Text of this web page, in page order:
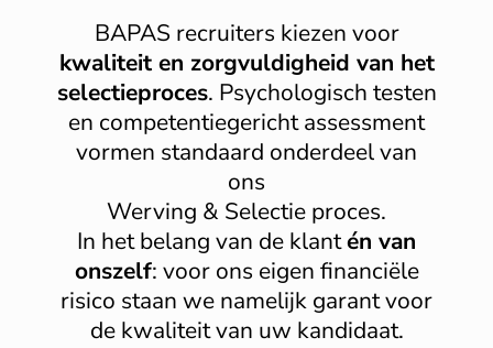
BAPAS recruiters kiezen voor
kwaliteit en zorgvuldigheid van het
selectieproces. Psychologisch testen
en competentiegericht assessment
vormen standaard onderdeel van
ons
Werving & Selectie proces.
In het belang van de klantén van
onszelf: voor ons eigen financiële
risico staan we namelijk garant voor
de kwaliteit van uw kandidaat.